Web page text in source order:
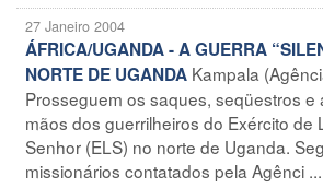
27 Janeiro 2004
ÁFRICA/UGANDA - A GUERRA
NORTE DE UGANDA Kampala
Prosseguem os saques, seqüestros e
mãos dos guerrilheiros do Exército de
Senhor (ELS) no norte de Uganda.
missionários contatados pela Agênci ...